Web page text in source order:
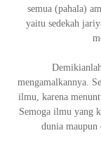
semua (pahala)
yaitu sedekah
mengamalkannya.
ilmu, karena
Semoga ilmu yang
dunia maupun